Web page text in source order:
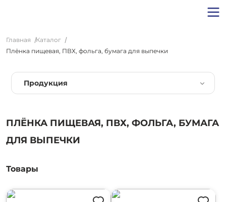
Главная
Каталог
Плёнка пищевая, ПВХ, фольга, бумага для выпечки
Продукция
ПЛЁНКА ПИЩЕВАЯ, ПВХ, ФОЛЬГА, БУМАГА
ДЛЯ ВЫПЕЧКИ
Товары